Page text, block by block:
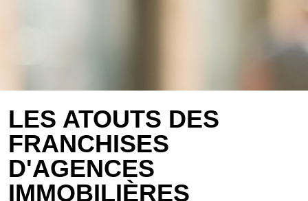
LES ATOUTS DES
FRANCHISES
D'AGENCES
IMMOBILIÈRES